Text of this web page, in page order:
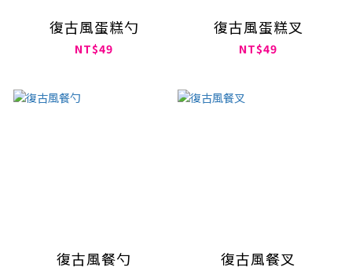
復古風蛋糕勺
NT$49
復古風蛋糕叉
NT$49
復古風餐勺 復古風餐叉